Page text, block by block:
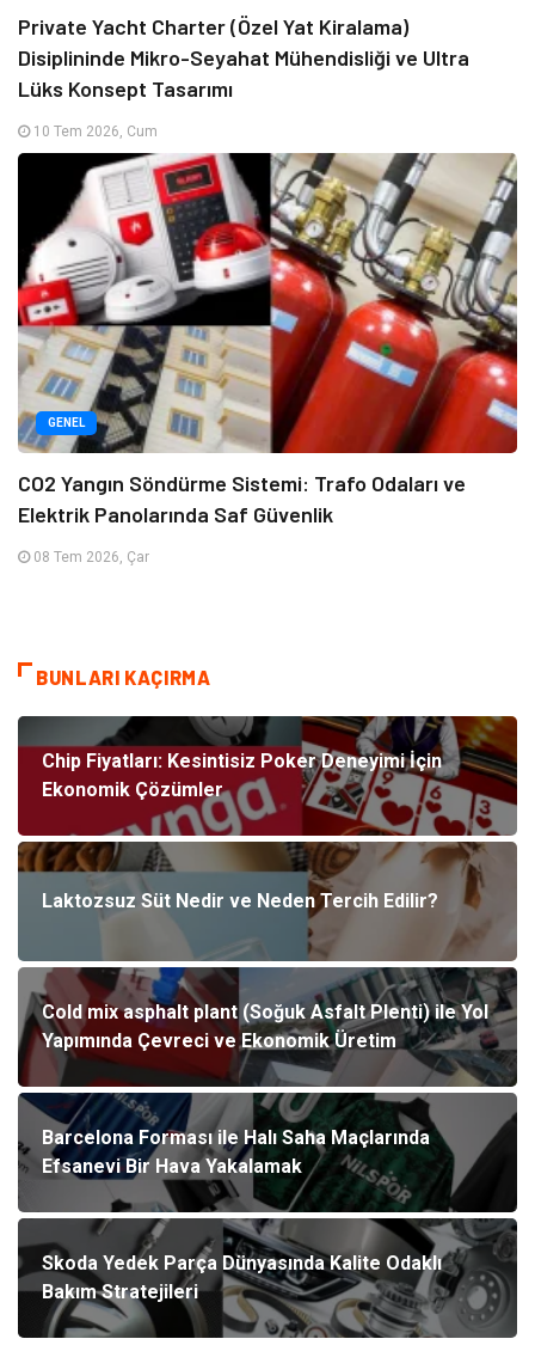
Private Yacht Charter (Özel Yat Kiralama)
Disiplininde Mikro-Seyahat Mühendisliği ve Ultra
Lüks Konsept Tasarımı
10 Tem 2026, Cum
GENEL
CO2 Yangın Söndürme Sistemi: Trafo Odaları ve
Elektrik Panolarında Saf Güvenlik
08 Tem 2026, Çar
BUNLARI KAÇIRMA
Chip Fiyatları: Kesintisiz Poker Deneyimi İçin
Ekonomik Çözümler
Laktozsuz Süt Nedir ve Neden Tercih Edilir?
Cold mix asphalt plant (Soğuk Asfalt Plenti) ile Yol
Yapımında Çevreci ve Ekonomik Üretim
Barcelona Forması ile Halı Saha Maçlarında
Efsanevi Bir Hava Yakalamak
Skoda Yedek Parça Dünyasında Kalite Odaklı
Bakım Stratejileri